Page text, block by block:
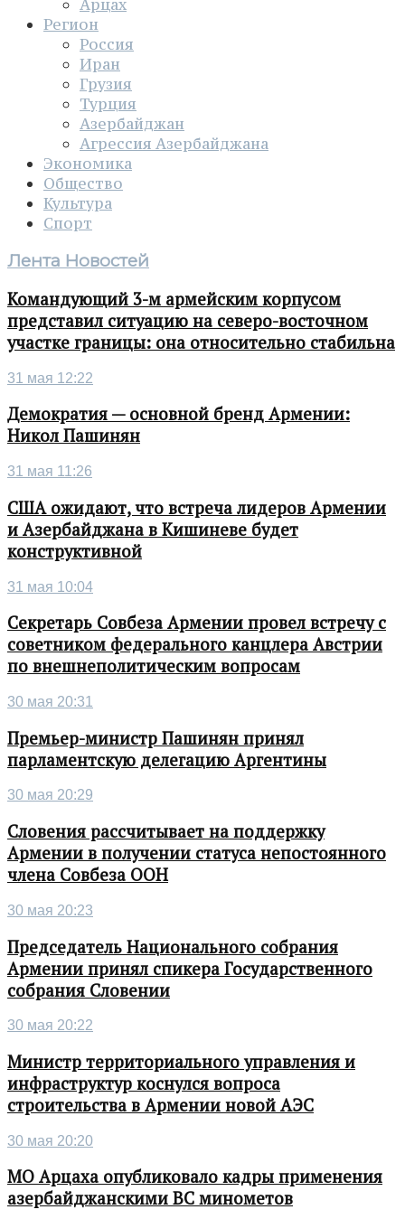
Арцах
Регион
Россия
Иран
Грузия
Турция
Азербайджан
Агрессия Азербайджана
Экономика
Общество
Культура
Спорт
Лента Новостей
Командующий 3-м армейским корпусом
представил ситуацию на северо-восточном
участке границы: она относительно стабильна
31 мая 12:22
Демократия — основной бренд Армении:
Никол Пашинян
31 мая 11:26
США ожидают, что встреча лидеров Армении
и Азербайджана в Кишиневе будет
конструктивной
31 мая 10:04
Секретарь Совбеза Армении провел встречу с
советником федерального канцлера Австрии
по внешнеполитическим вопросам
30 мая 20:31
Премьер-министр Пашинян принял
парламентскую делегацию Аргентины
30 мая 20:29
Словения рассчитывает на поддержку
Армении в получении статуса непостоянного
члена Совбеза ООН
30 мая 20:23
Председатель Национального собрания
Армении принял спикера Государственного
собрания Словении
30 мая 20:22
Министр территориального управления и
инфраструктур коснулся вопроса
строительства в Армении новой АЭС
30 мая 20:20
МО Арцаха опубликовало кадры применения
азербайджанскими ВС минометов